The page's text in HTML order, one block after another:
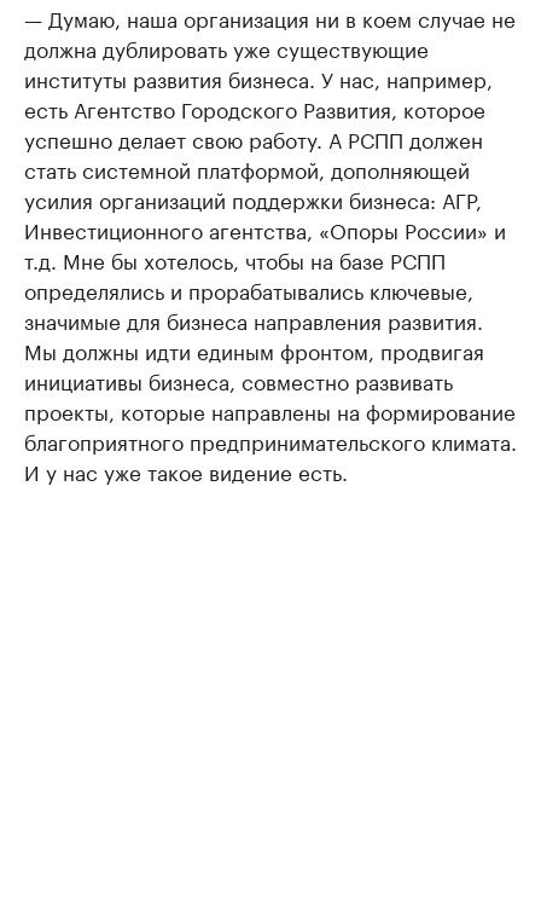
— Думаю, наша организация ни в коем случае не
должна дублировать уже существующие
институты развития бизнеса. У нас, например,
есть Агентство Городского Развития, которое
успешно делает свою работу. А РСПП должен
стать системной платформой, дополняющей
усилия организаций поддержки бизнеса: АГР,
Инвестиционного агентства, «Опоры России» и
т.д. Мне бы хотелось, чтобы на базе РСПП
определялись и прорабатывались ключевые,
значимые для бизнеса направления развития.
Мы должны идти единым фронтом, продвигая
инициативы бизнеса, совместно развивать
проекты, которые направлены на формирование
благоприятного предпринимательского климата.
И у нас уже такое видение есть.